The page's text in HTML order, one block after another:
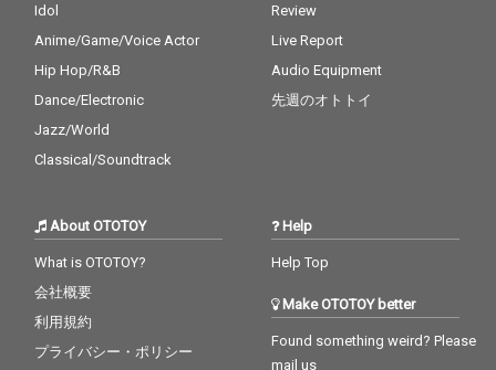
Idol
Anime/Game/Voice Actor
Hip Hop/R&B
Dance/Electronic
Jazz/World
Classical/Soundtrack
Review
Live Report
Audio Equipment
先週のオトトイ
About OTOTOY
What is OTOTOY?
会社概要
利用規約
プライバシー・ポリシー
Help
Help Top
Make OTOTOY better
Found something weird? Please
mail us